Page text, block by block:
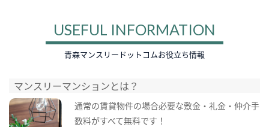
USEFUL INFORMATION
青森マンスリードットコムお役立ち情報
マンスリーマンションとは？
通常の賃貸物件の場合必要な敷金・礼金・仲介手
数料がすべて無料です！